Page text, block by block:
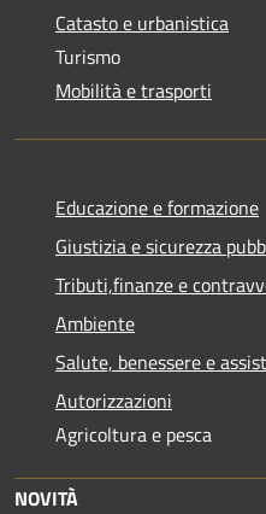
Catasto e urbanistica
Turismo
Mobilità e trasporti
Educazione e formazione
Giustizia e sicurezza
Tributi,finanze e
Ambiente
Salute, benessere e
Autorizzazioni
Agricoltura e pesca
NOVITÀ